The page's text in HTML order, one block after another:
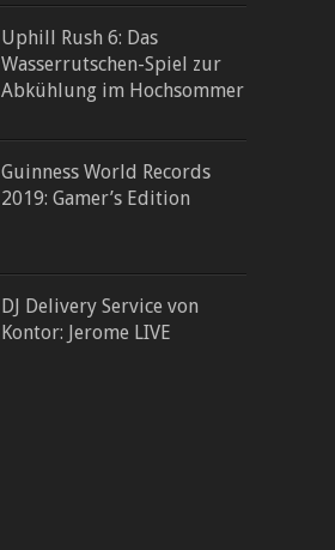
Uphill Rush 6: Das
Wasserrutschen-Spiel zur
Abkühlung im Hochsommer
Guinness World Records
2019: Gamer’s Edition
DJ Delivery Service von
Kontor: Jerome LIVE